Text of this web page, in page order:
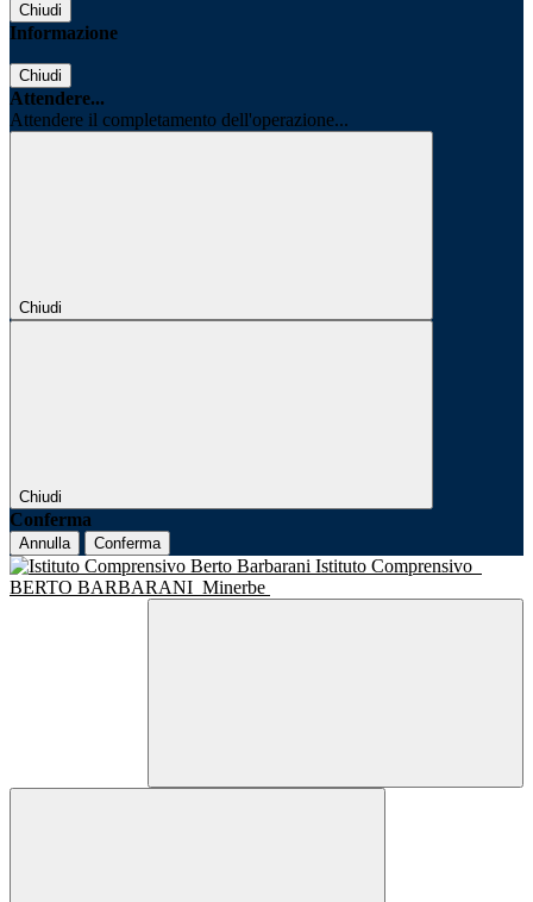
Chiudi
Informazione
Chiudi
Attendere...
Attendere il completamento dell'operazione...
Chiudi
Chiudi
Conferma
Annulla Conferma
Istituto Comprensivo
BERTO BARBARANI Minerbe